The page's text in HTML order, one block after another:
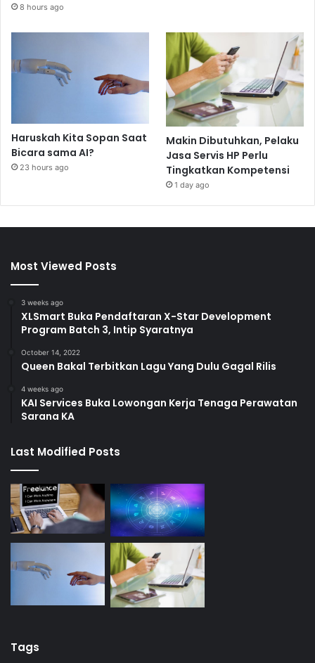
8 hours ago
Haruskah Kita Sopan Saat
Bicara sama AI?
23 hours ago
Makin Dibutuhkan, Pelaku
Jasa Servis HP Perlu
Tingkatkan Kompetensi
1 day ago
Most Viewed Posts
3 weeks ago
XLSmart Buka Pendaftaran X-Star Development
Program Batch 3, Intip Syaratnya
October 14, 2022
Queen Bakal Terbitkan Lagu Yang Dulu Gagal Rilis
4 weeks ago
KAI Services Buka Lowongan Kerja Tenaga Perawatan
Sarana KA
Last Modified Posts
Tags